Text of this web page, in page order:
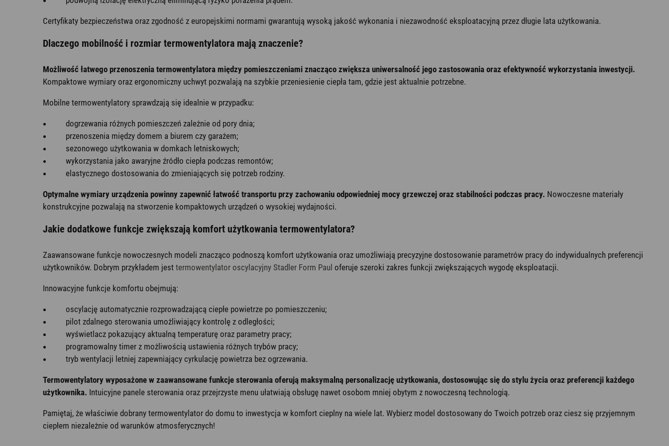
Certyfikaty bezpieczeństwa oraz zgodność z europejskimi normami gwarantują wysoką jakość wykonania i niezawodność eksploatacyjną przez długie lata użytkowania.
Dlaczego mobilność i rozmiar termowentylatora mają znaczenie?
Możliwość łatwego przenoszenia termowentylatora między pomieszczeniami znacząco zwiększa uniwersalność jego zastosowania oraz efektywność wykorzystania inwestycji.
Kompaktowe wymiary oraz ergonomiczny uchwyt pozwalają na szybkie przeniesienie ciepła tam, gdzie jest aktualnie potrzebne.
Mobilne termowentylatory sprawdzają się idealnie w przypadku:
dogrzewania różnych pomieszczeń zależnie od pory dnia;
przenoszenia między domem a biurem czy garażem;
sezonowego użytkowania w domkach letniskowych;
wykorzystania jako awaryjne źródło ciepła podczas remontów;
elastycznego dostosowania do zmieniających się potrzeb rodziny.
Optymalne wymiary urządzenia powinny zapewnić łatwość transportu przy zachowaniu odpowiedniej mocy grzewczej oraz stabilności podczas pracy. Nowoczesne materiały
konstrukcyjne pozwalają na stworzenie kompaktowych urządzeń o wysokiej wydajności.
Jakie dodatkowe funkcje zwiększają komfort użytkowania termowentylatora?
Zaawansowane funkcje nowoczesnych modeli znacząco podnoszą komfort użytkowania oraz umożliwiają precyzyjne dostosowanie parametrów pracy do indywidualnych preferencji
użytkowników. Dobrym przykładem jesttermowentylator oscylacyjny Stadler Form Paul oferuje szeroki zakres funkcji zwiększających wygodę eksploatacji.
Innowacyjne funkcje komfortu obejmują:
oscylację automatycznie rozprowadzającą ciepłe powietrze po pomieszczeniu;
pilot zdalnego sterowania umożliwiający kontrolę z odległości;
wyświetlacz pokazujący aktualną temperaturę oraz parametry pracy;
programowalny timer z możliwością ustawienia różnych trybów pracy;
tryb wentylacji letniej zapewniający cyrkulację powietrza bez ogrzewania.
Termowentylatory wyposażone w zaawansowane funkcje sterowania oferują maksymalną personalizację użytkowania, dostosowując się do stylu życia oraz preferencji każdego
użytkownika. Intuicyjne panele sterowania oraz przejrzyste menu ułatwiają obsługę nawet osobom mniej obytym z nowoczesną technologią.
Pamiętaj, że właściwie dobrany termowentylator do domu to inwestycja w komfort cieplny na wiele lat. Wybierz model dostosowany do Twoich potrzeb oraz ciesz się przyjemnym
ciepłem niezależnie od warunków atmosferycznych!